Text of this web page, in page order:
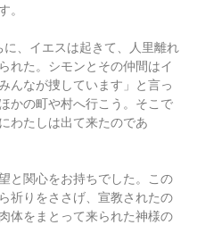
。
、イエスは起きて、人里離れ
れた。シモンとその仲間はイ
んなが捜しています」と言っ
かの町や村へ行こう。そこで
わたしは出て来たのであ
と関心をお持ちでした。この
祈りをささげ、宣教されたの
体をまとって来られた神様の